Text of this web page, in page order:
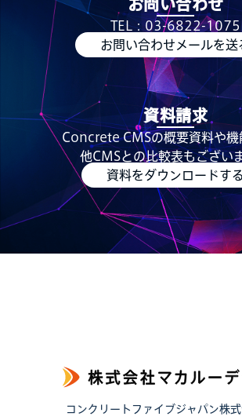
お問い合わせ
TEL：03-6822-1075
お問い合わせメールを送
資料請求
Concrete CMSの概要資料や機
他CMSとの比較表もござい
資料をダウンロードする
コンクリートファイブジャパン株式